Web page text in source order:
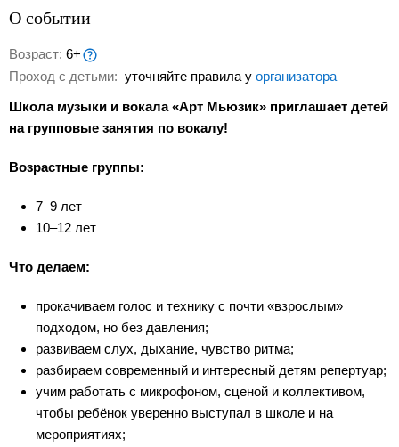
О событии
Возраст: 6+
Проход с детьми: уточняйте правила у организатора
Школа музыки и вокала «Арт Мьюзик» приглашает детей
на групповые занятия по вокалу!
Возрастные группы:
7–9 лет
10–12 лет
Что делаем:
прокачиваем голос и технику с почти «взрослым»
подходом, но без давления;
развиваем слух, дыхание, чувство ритма;
разбираем современный и интересный детям репертуар;
учим работать с микрофоном, сценой и коллективом,
чтобы ребёнок уверенно выступал в школе и на
мероприятиях;